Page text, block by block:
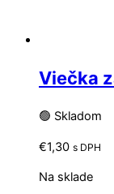
Viečka
🟢 Skladom
€1,30 s DPH
Na sklade